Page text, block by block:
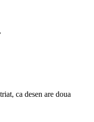
ca desen are doua